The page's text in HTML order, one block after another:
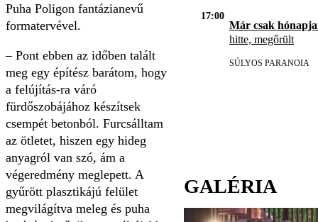
Puha Poligon fantázianevű
formatervével.
– Pont ebben az időben talált
meg egy építész barátom, hogy
a felújítás-ra váró
fürdőszobájához készítsek
csempét beton­ból. Furcsálltam
az ötletet, hiszen egy hideg
anyagról van szó, ám a
végeredmény meglepett. A
gyűrött plasztikájú felület
megvilágítva meleg és puha
17:00
Már csak
hitte, megőrült
SÚLYOS PARANOIA
GALÉRIA